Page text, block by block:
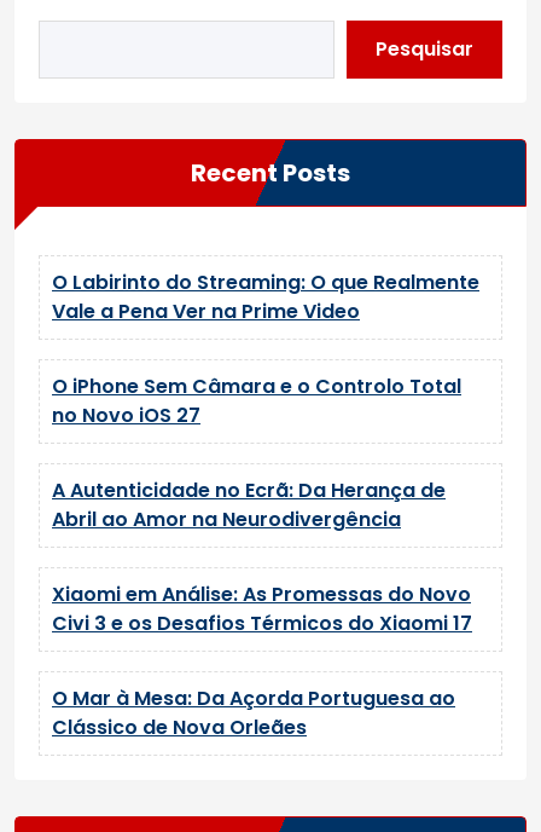
Pesquisar
Recent Posts
O Labirinto do Streaming: O que Realmente
Vale a Pena Ver na Prime Video
O iPhone Sem Câmara e o Controlo Total
no Novo iOS 27
A Autenticidade no Ecrã: Da Herança de
Abril ao Amor na Neurodivergência
Xiaomi em Análise: As Promessas do Novo
Civi 3 e os Desafios Térmicos do Xiaomi 17
O Mar à Mesa: Da Açorda Portuguesa ao
Clássico de Nova Orleães